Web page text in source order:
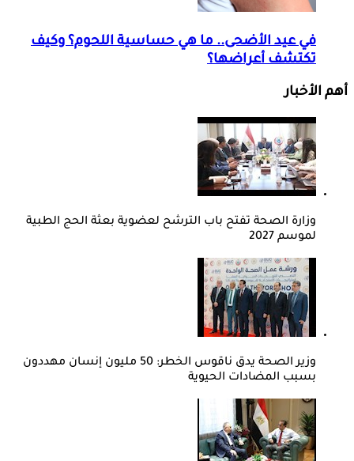
في عيد الأضحى.. ما هي حساسية اللحوم؟ وكيف
تكتشف أعراضها؟
أهم الأخبار
وزارة الصحة تفتح باب الترشح لعضوية بعثة الحج الطبية
لموسم 2027
وزير الصحة يدق ناقوس الخطر: 50 مليون إنسان مهددون
بسبب المضادات الحيوية